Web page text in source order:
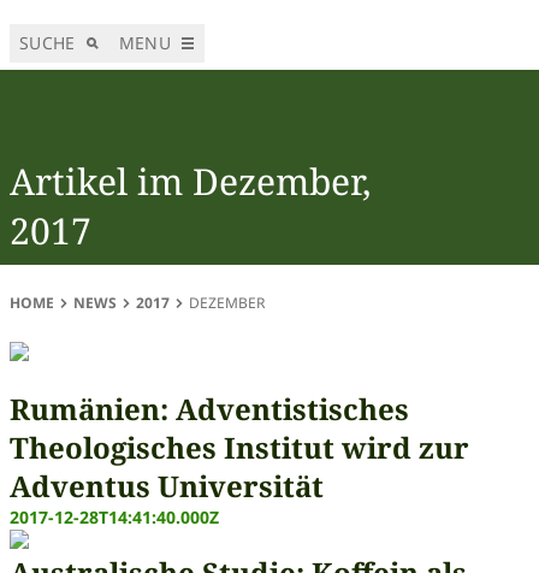
SUCHE MENU
Artikel im Dezember,
2017
HOME NEWS 2017 DEZEMBER
Rumänien: Adventistisches
Theologisches Institut wird zur
Adventus Universität
2017-12-28T14:41:40.000Z